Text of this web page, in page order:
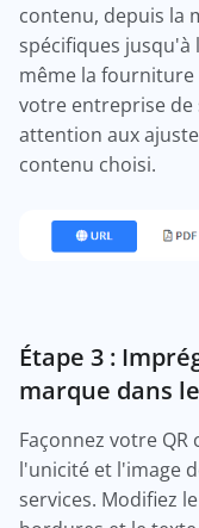
contenu, depuis la
spécifiques
même la fourniture
votre entreprise de
attention aux
contenu choisi.
Étape 3 :
marque dans
Façonnez votre
l'unicité et l'image
services. Modifiez